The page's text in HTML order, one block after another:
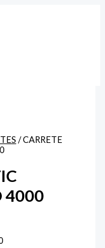
/ CARRETE
4000